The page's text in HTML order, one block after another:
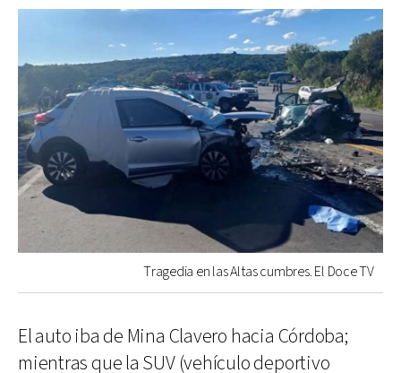
Tragedia en las Altas cumbres. El Doce TV
El auto iba de Mina Clavero hacia Córdoba;
mientras que la SUV (vehículo deportivo